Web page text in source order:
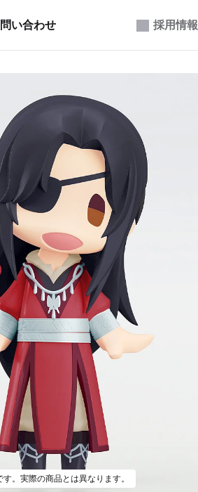
採用情報
い合わせ
。実際の商品とは異なります。